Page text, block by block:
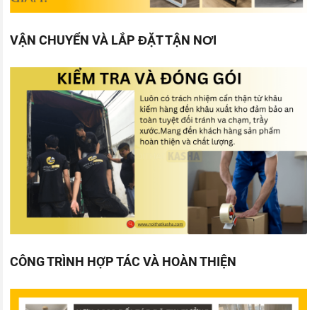
VẬN CHUYỂN VÀ LẮP ĐẶT TẬN NƠI
CÔNG TRÌNH HỢP TÁC VÀ HOÀN THIỆN